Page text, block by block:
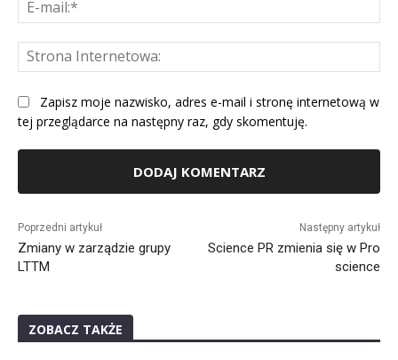
Zapisz moje nazwisko, adres e-mail i stronę internetową w
tej przeglądarce na następny raz, gdy skomentuję.
Poprzedni artykuł
Zmiany w zarządzie grupy
LTTM
Następny artykuł
Science PR zmienia się w Pro
science
ZOBACZ TAKŻE